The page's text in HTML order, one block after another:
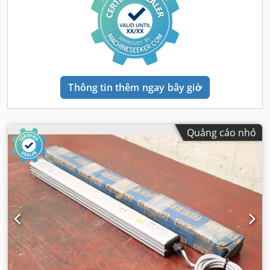
Thông tin thêm ngay bây giờ
Quảng cáo nhỏ